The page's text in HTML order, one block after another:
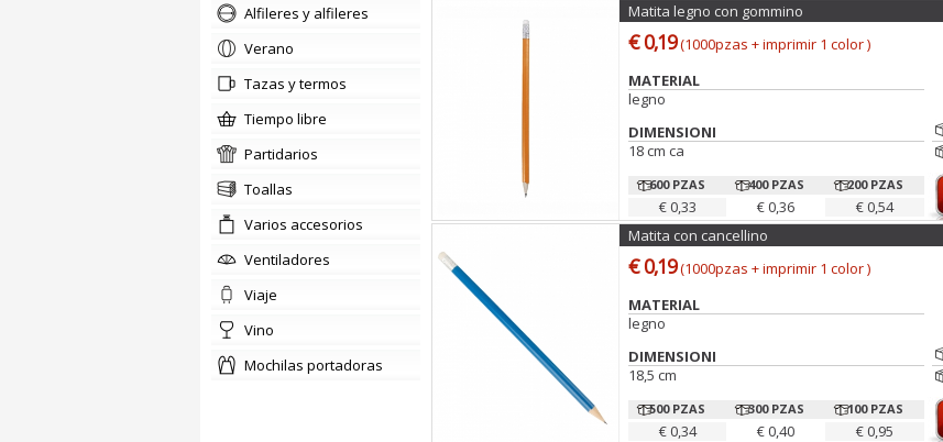
Alfileres y alfileres
verano
tazas y termos
tiempo libre
partidarios
Toallas
Varios accesorios
ventiladores
viaje
vino
mochilas portadoras
Matita legno con gommino
€ 0,19(1000pzas + imprimir 1 color )
MATERIAL
legno
DIMENSIONI
18 cm ca
600 PZAS
€ 0,33
400 PZAS
€ 0,36
200 PZAS
€ 0,54
Matita con cancellino
€ 0,19(1000pzas + imprimir 1 color )
MATERIAL
legno
DIMENSIONI
18,5 cm
500 PZAS
€ 0,34
300 PZAS
€ 0,40
100 PZAS
€ 0,95